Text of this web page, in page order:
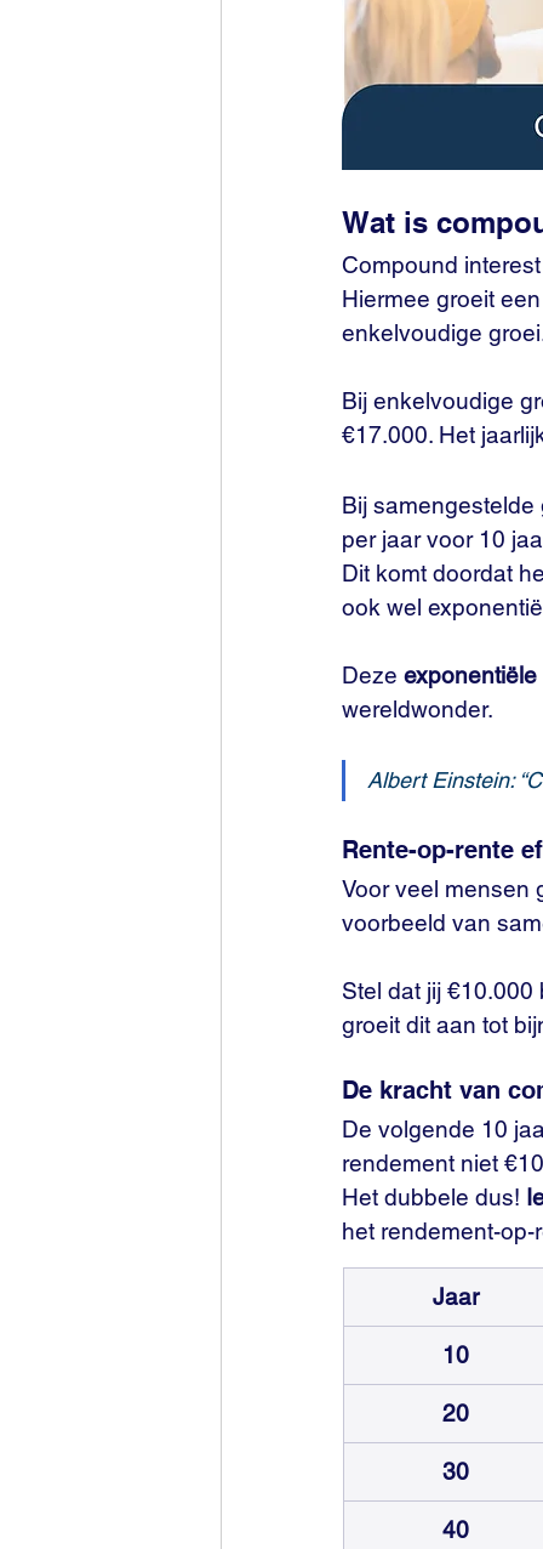
Wat is
Compound
Hiermee groeit
enkelvoudige
Bij enkelvoudige
€17.000. Het
Bij
per jaar voor 10
Dit komt doordat
ook wel
Deze exponentiële
wereldwonder.
Albert Einstein:
Rente-op-rente
Voor veel mensen
voorbeeld van
Stel dat jij
groeit dit aan tot
De kracht van
De volgende 10
rendement niet
Het dubbele dus!
het rendement-
Jaar
10
20
30
40